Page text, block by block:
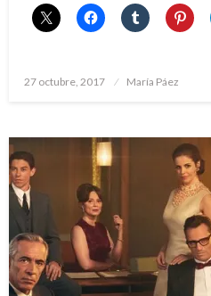
Publicado
27 octubre, 2017 María Páez